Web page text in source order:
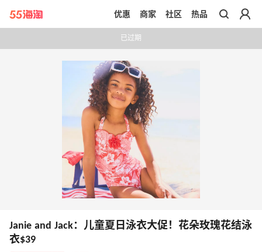
带你去官网买正品
优惠 商家 社区 热品
已过期
Janie and Jack：儿童夏日泳衣大促！花朵玫瑰花结泳
衣$39